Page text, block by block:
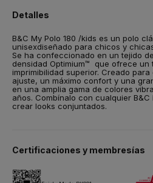
Talla
5-6,7-8,9-11, XS/12-13
Peso
180 g/m²
Embalaje
10 unidades/bolsa & 50 unidades/caja
todas las técnicas de impresión.
Detalles
B&C My Polo 180 /kids es un polo
unisexdiseñado para chicos y
Se ha confeccionado en un tejido
densidad Optimium™ que ofrece un
imprimibilidad superior. Creado
ajuste, un máximo confort y una
en una amplia gama de colores
años. Combínalo con cualquier
crear looks conjuntados.
Certificaciones y membresías